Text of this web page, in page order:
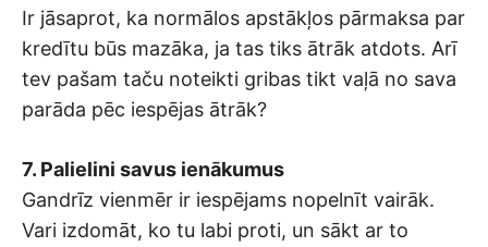
Ir jāsaprot, ka normālos apstākļos pārmaksa par
kredītu būs mazāka, ja tas tiks ātrāk atdots. Arī
tev pašam taču noteikti gribas tikt vaļā no sava
parāda pēc iespējas ātrāk?
7. Palielini savus ienākumus
Gandrīz vienmēr ir iespējams nopelnīt vairāk.
Vari izdomāt, ko tu labi proti, un sākt ar to